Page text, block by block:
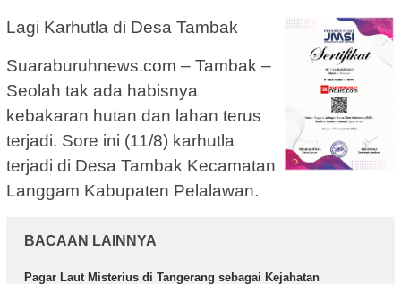
Lagi Karhutla di Desa Tambak
Suaraburuhnews.com – Tambak –
Seolah tak ada habisnya
kebakaran hutan dan lahan terus
terjadi. Sore ini (11/8) karhutla
terjadi di Desa Tambak Kecamatan
Langgam Kabupaten Pelalawan.
BACAAN LAINNYA
Pagar Laut Misterius di Tangerang sebagai Kejahatan